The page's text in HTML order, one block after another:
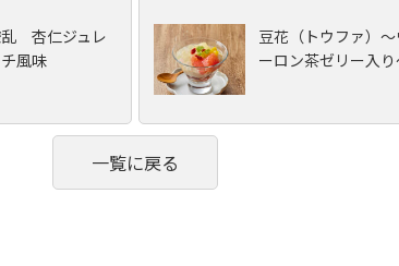
乱 杏仁ジュレ
風味
豆花（トウファ）～
ーロン茶ゼリー入
一覧に戻る